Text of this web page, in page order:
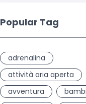
Popular Tag
adrenalina
attività aria aperta
avventura